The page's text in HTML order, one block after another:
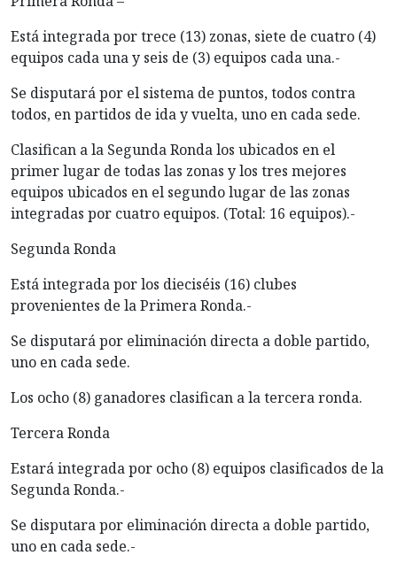
Está integrada por trece (13) zonas, siete de cuatro (4)
equipos cada una y seis de (3) equipos cada una.-
Se disputará por el sistema de puntos, todos contra
todos, en partidos de ida y vuelta, uno en cada sede.
Clasifican a la Segunda Ronda los ubicados en el
primer lugar de todas las zonas y los tres mejores
equipos ubicados en el segundo lugar de las zonas
integradas por cuatro equipos. (Total: 16 equipos).-
Segunda Ronda
Está integrada por los dieciséis (16) clubes
provenientes de la Primera Ronda.-
Se disputará por eliminación directa a doble partido,
uno en cada sede.
Los ocho (8) ganadores clasifican a la tercera ronda.
Tercera Ronda
Estará integrada por ocho (8) equipos clasificados de la
Segunda Ronda.-
Se disputara por eliminación directa a doble partido,
uno en cada sede.-